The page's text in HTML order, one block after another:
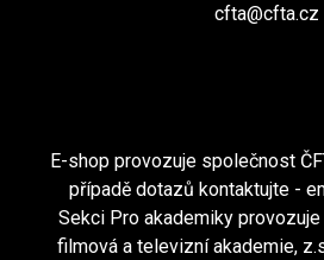
cfta@cfta.cz
E-shop provozuje společnost
případě dotazů kontaktujte -
Sekci Pro akademiky
filmová a televizní akademie,